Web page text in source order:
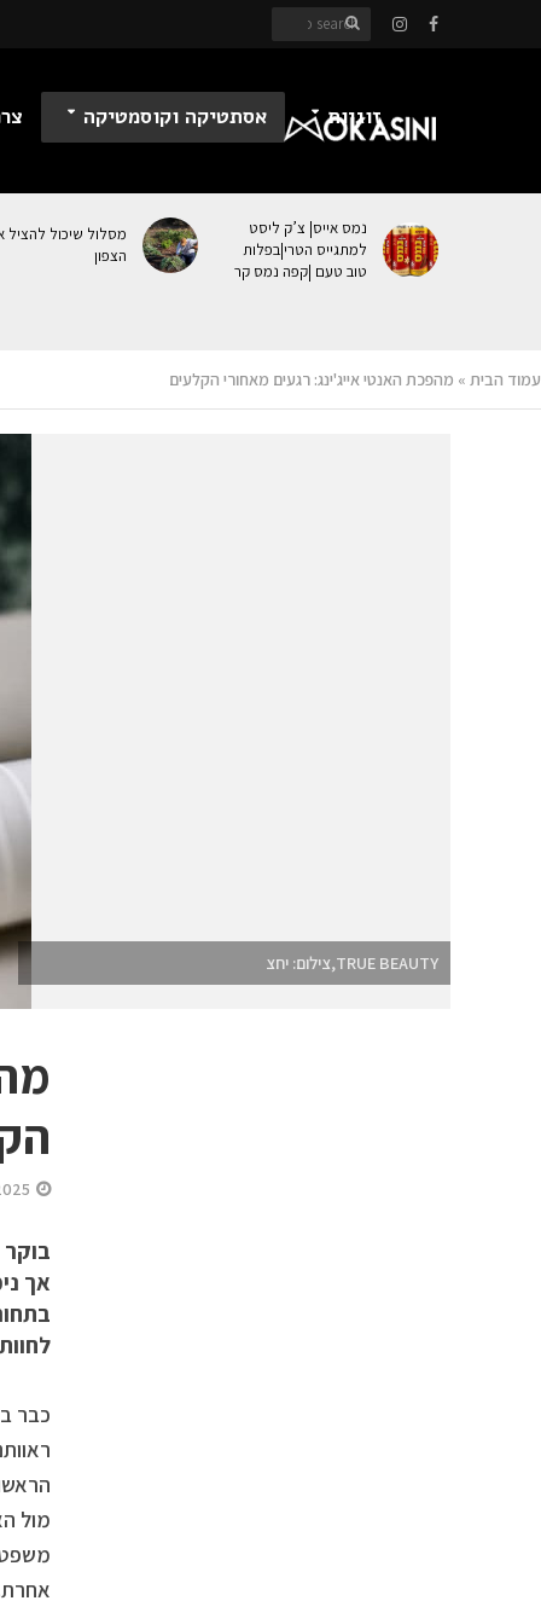
זוגיות אסתטיקה וקוסמטיקה
נמס אייס| צ’ק ליסט
למתגייס הטרי|בפלות
טוב טעם |קפה נמס קר
מסלול שיכול להציל
הצפון
עמוד הבית » מהפכת האנטי אייג'ינג: רגעים מאחורי הקלעים
TRUE BEAUTY,צילום: יחצ
אך
כבר
מול